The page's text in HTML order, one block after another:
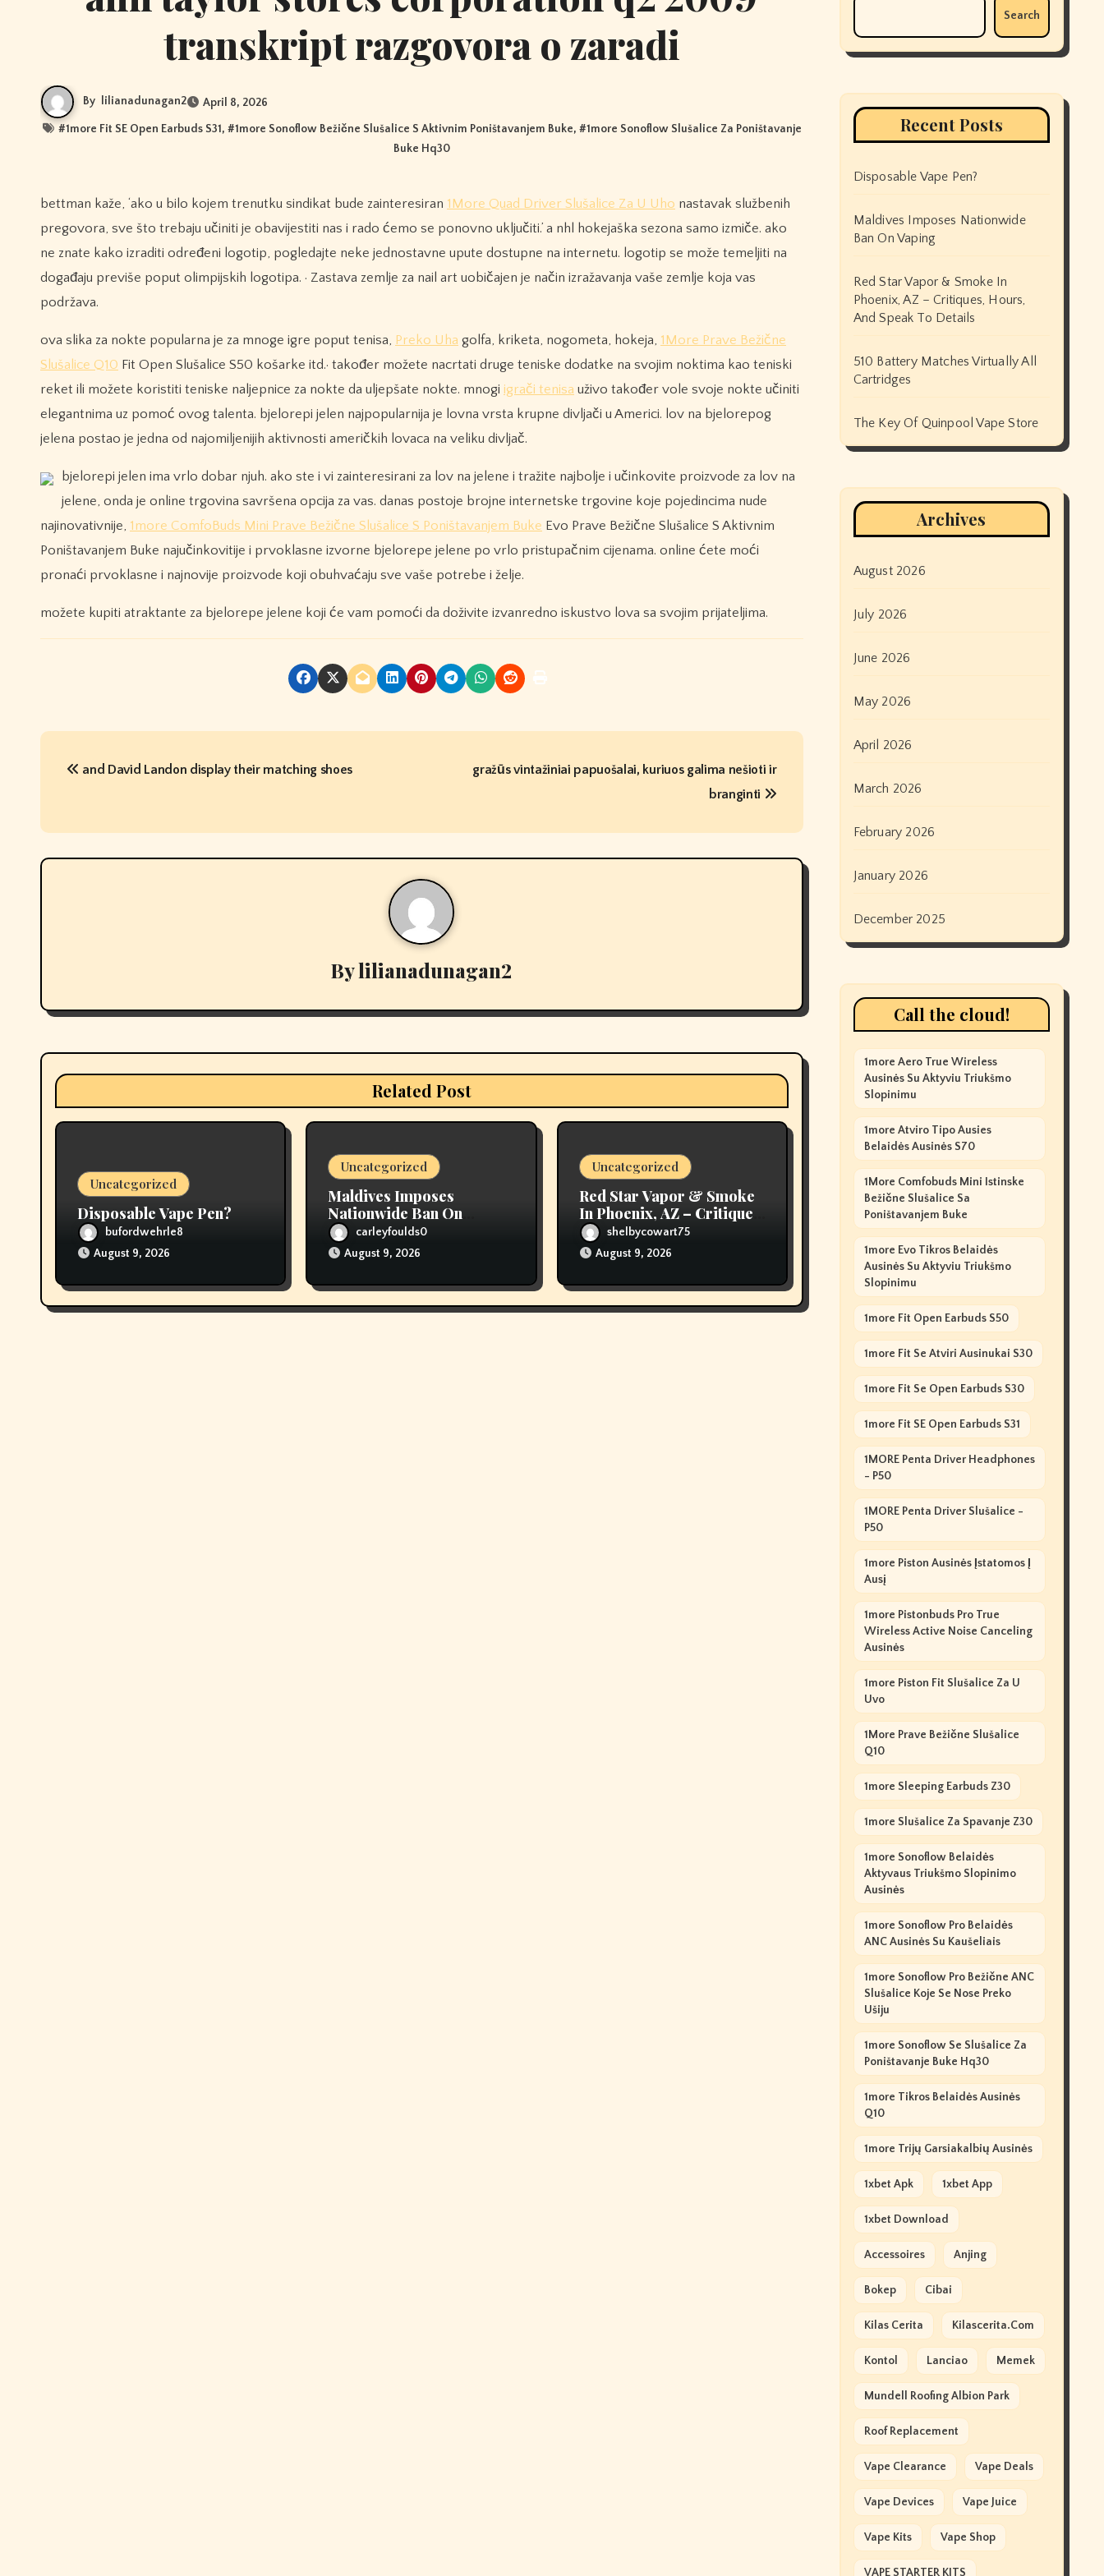
transkript razgovora o zaradi
By lilianadunagan2 April 8, 2026
#1more Fit SE Open Earbuds S31, #1more Sonoflow Bežične Slušalice S Aktivnim Poništavanjem Buke, #1more Sonoflow Slušalice Za Poništavanje
Buke Hq30
bettman kaže, ‘ako u bilo kojem trenutku sindikat bude zainteresiran 1More Quad Driver Slušalice Za U Uho nastavak službenih
pregovora, sve što trebaju učiniti je obavijestiti nas i rado ćemo se ponovno uključiti.’ a nhl hokejaška sezona samo izmiče. ako
ne znate kako izraditi određeni logotip, pogledajte neke jednostavne upute dostupne na internetu. logotip se može temeljiti na
događaju previše poput olimpijskih logotipa. · Zastava zemlje za nail art uobičajen je način izražavanja vaše zemlje koja vas
podržava.
ova slika za nokte popularna je za mnoge igre poput tenisa, Preko Uha golfa, kriketa, nogometa, hokeja, 1More Prave Bežične
Slušalice Q10 Fit Open Slušalice S50 košarke itd.· također možete nacrtati druge teniske dodatke na svojim noktima kao teniski
reket ili možete koristiti teniske naljepnice za nokte da uljepšate nokte. mnogi igrači tenisa uživo također vole svoje nokte učiniti
elegantnima uz pomoć ovog talenta. bjelorepi jelen najpopularnija je lovna vrsta krupne divljači u Americi. lov na bjelorepog
jelena postao je jedna od najomiljenijih aktivnosti američkih lovaca na veliku divljač.
bjelorepi jelen ima vrlo dobar njuh. ako ste i vi zainteresirani za lov na jelene i tražite najbolje i učinkovite proizvode za lov na
jelene, onda je online trgovina savršena opcija za vas. danas postoje brojne internetske trgovine koje pojedincima nude
najinovativnije, 1more ComfoBuds Mini Prave Bežične Slušalice S Poništavanjem Buke Evo Prave Bežične Slušalice S Aktivnim
Poništavanjem Buke najučinkovitije i prvoklasne izvorne bjelorepe jelene po vrlo pristupačnim cijenama. online ćete moći
pronaći prvoklasne i najnovije proizvode koji obuhvaćaju sve vaše potrebe i želje.
možete kupiti atraktante za bjelorepe jelene koji će vam pomoći da doživite izvanredno iskustvo lova sa svojim prijateljima.
P
t
g
a
and David Landon display their matching shoes
gražūs vintažiniai papuošalai, kuriuos galima nešioti ir
branginti
Bylilianadunagan2
Related Post
Uncategorized
Disposable Vape Pen?
bufordwehrle8
August 9, 2026
Uncategorized
Maldives Imposes
Nationwide Ban On
Vapingcarleyfoulds0
August 9, 2026
Uncategorized
Red Star Vapor & Smoke
In Phoenix, AZ – Critiques,
Hours, And Speak To
Details
shelbycowart75
August 9, 2026
Search
Recent Posts
Disposable Vape Pen?
Maldives Imposes Nationwide
Ban On Vaping
Red Star Vapor & Smoke In
Phoenix, AZ – Critiques, Hours,
And Speak To Details
510 Battery Matches Virtually All
Cartridges
The Key Of Quinpool Vape Store
Archives
August 2026
July 2026
June 2026
May 2026
April 2026
March 2026
February 2026
January 2026
December 2025
Call the cloud!
1more Aero True Wireless
Ausinės Su Aktyviu Triukšmo
Slopinimu
1more Atviro Tipo Ausies
Belaidės Ausinės S70
1More Comfobuds Mini Istinske
Bežične Slušalice Sa
Poništavanjem Buke
1more Evo Tikros Belaidės
Ausinės Su Aktyviu Triukšmo
Slopinimu
1more Fit Open Earbuds S50
1more Fit Se Atviri Ausinukai S30
1more Fit Se Open Earbuds S30
1more Fit SE Open Earbuds S31
1MORE Penta Driver Headphones
- P50
1MORE Penta Driver Slušalice -
P50
1more Piston Ausinės Įstatomos Į
Ausį
1more Pistonbuds Pro True
Wireless Active Noise Canceling
Ausinės
1more Piston Fit Slušalice Za U
Uvo
1More Prave Bežične Slušalice
Q10
1more Sleeping Earbuds Z30
1more Slušalice Za Spavanje Z30
1more Sonoflow Belaidės
Aktyvaus Triukšmo Slopinimo
Ausinės
1more Sonoflow Pro Belaidės
ANC Ausinės Su Kaušeliais
1more Sonoflow Pro Bežične ANC
Slušalice Koje Se Nose Preko
Ušiju
1more Sonoflow Se Slušalice Za
Poništavanje Buke Hq30
1more Tikros Belaidės Ausinės
Q10
1more Trijų Garsiakalbių Ausinės
1xbet Apk 1xbet App
1xbet Download
Accessoires Anjing
Bokep Cibai
Kilas Cerita Kilascerita.com
Kontol Lanciao Memek
Mundell Roofing Albion Park
Roof Replacement
Vape Clearance Vape Deals
Vape Devices Vape Juice
Vape Kits Vape Shop
VAPE STARTER KITS